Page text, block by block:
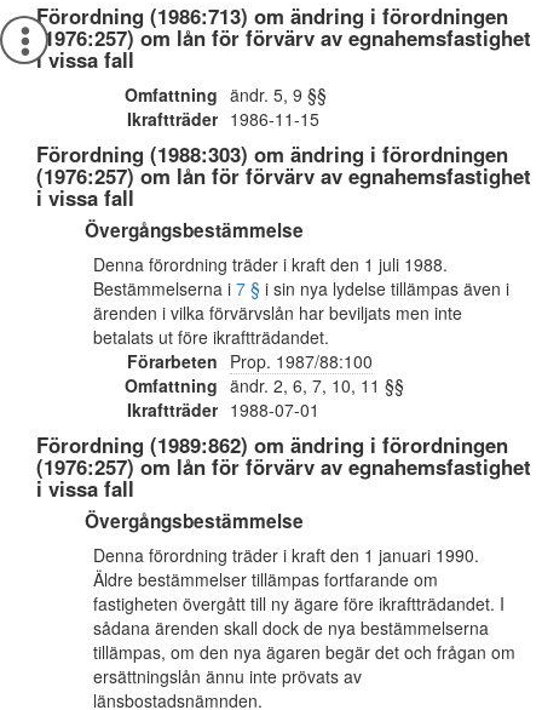
Förordning (1986:713) om ändring i förordningen
(1976:257) om lån för förvärv av egnahemsfastighet
i vissa fall
Omfattning ändr. 5, 9 §§
Ikraftträder 1986-11-15
Förordning (1988:303) om ändring i förordningen
(1976:257) om lån för förvärv av egnahemsfastighet
i vissa fall
Övergångsbestämmelse
Denna förordning träder i kraft den 1 juli 1988.
Bestämmelserna i 7 § i sin nya lydelse tillämpas även i
ärenden i vilka förvärvslån har beviljats men inte
betalats ut före ikraftträdandet.
Förarbeten Prop. 1987/88:100
Omfattning ändr. 2, 6, 7, 10, 11 §§
Ikraftträder 1988-07-01
Förordning (1989:862) om ändring i förordningen
(1976:257) om lån för förvärv av egnahemsfastighet
i vissa fall
Övergångsbestämmelse
Denna förordning träder i kraft den 1 januari 1990.
Äldre bestämmelser tillämpas fortfarande om
fastigheten övergått till ny ägare före ikraftträdandet. I
sådana ärenden skall dock de nya bestämmelserna
tillämpas, om den nya ägaren begär det och frågan om
ersättningslån ännu inte prövats av
länsbostadsnämnden.